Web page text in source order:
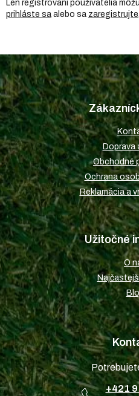
Len registrovaní používatelia
prihláste sa alebo sa zaregistrujte
Z
á
p
ä
t
i
e
Doprava
Obchodné
Ochrana
Reklamácia a
Užitočné
O
+421